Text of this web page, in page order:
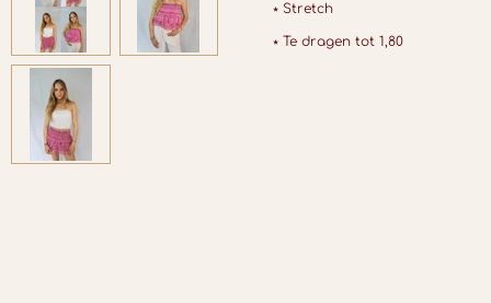
⭑ Stretch
⭑ Te dragen tot 1,80